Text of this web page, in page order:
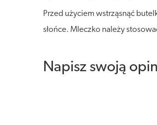
Przed użyciem wstrząsnąć
słońce. Mleczko należy
Napisz swoją